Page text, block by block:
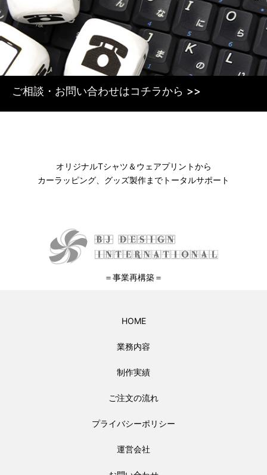
ご相談・お問い合わせはコチラから >>
オリジナルTシャツ＆ウェアプリントから
カーラッピング、グッズ製作までトータルサポート
＝事業再構築＝
HOME
業務内容
制作実績
ご注文の流れ
プライバシーポリシー
運営会社